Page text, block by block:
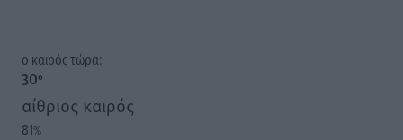
o καιρός τώρα:
30°
αίθριος καιρός
81%